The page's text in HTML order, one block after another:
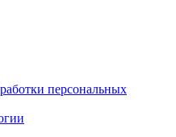
персональных